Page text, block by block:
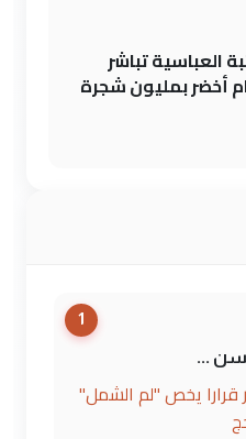
العباسية تباشر
أخضر بمليون شجرة
1
...
قرارا يخص "لم الشمل"